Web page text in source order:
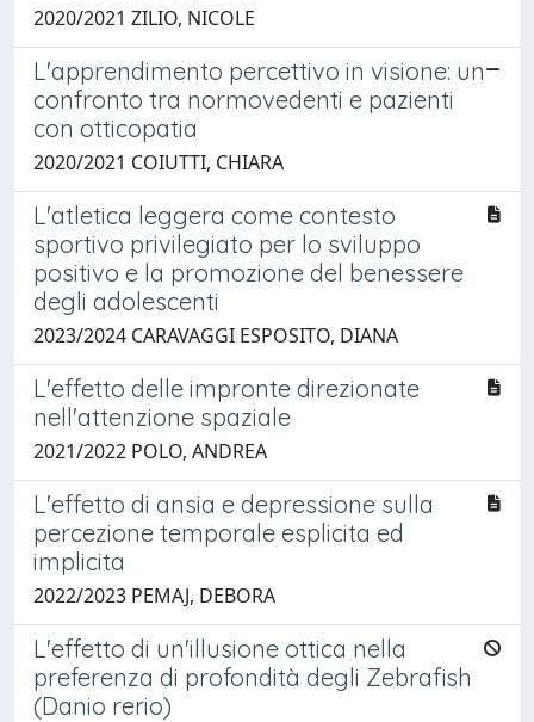
2020/2021 ZILIO, NICOLE
L'apprendimento percettivo in visione: un
confronto tra normovedenti e pazienti
con otticopatia
2020/2021 COIUTTI, CHIARA
L'atletica leggera come contesto
sportivo privilegiato per lo sviluppo
positivo e la promozione del benessere
degli adolescenti
2023/2024 CARAVAGGI ESPOSITO, DIANA
L'effetto delle impronte direzionate
nell'attenzione spaziale
2021/2022 POLO, ANDREA
L'effetto di ansia e depressione sulla
percezione temporale esplicita ed
implicita
2022/2023 PEMAJ, DEBORA
L'effetto di un'illusione ottica nella
preferenza di profondità degli Zebrafish
(Danio rerio)